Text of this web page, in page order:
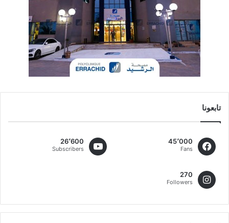
تابعونا
45٬000
Fans
26٬600
Subscribers
270
Followers